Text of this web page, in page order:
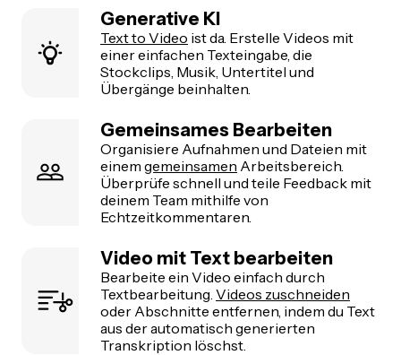
Generative KI
Text to Video ist da. Erstelle Videos mit
einer einfachen Texteingabe, die
Stockclips, Musik, Untertitel und
Übergänge beinhalten.
Gemeinsames Bearbeiten
Organisiere Aufnahmen und Dateien mit
einem gemeinsamen Arbeitsbereich.
Überprüfe schnell und teile Feedback mit
deinem Team mithilfe von
Echtzeitkommentaren.
Video mit Text bearbeiten
Bearbeite ein Video einfach durch
Textbearbeitung. Videos zuschneiden
oder Abschnitte entfernen, indem du Text
aus der automatisch generierten
Transkription löschst.